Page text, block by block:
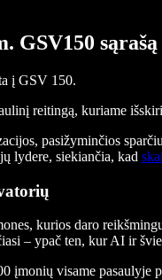
GSV150 sąrašą
į GSV 150.
reitingą, kuriame
pasižyminčios
lydere, siekiančia, kad
kurios daro
– ypač ten, kur AI ir
visame pasaulyje